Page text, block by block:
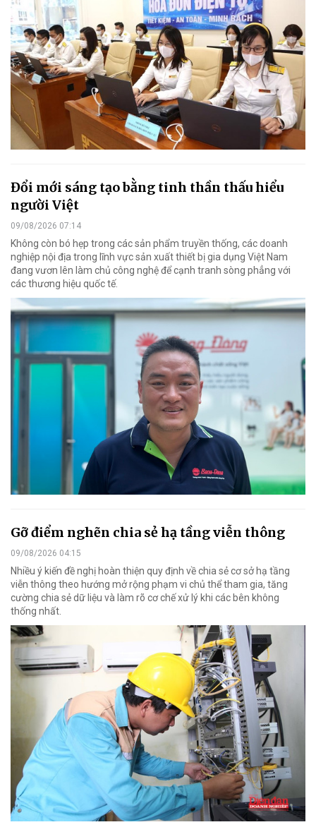
Đổi mới sáng tạo bằng tinh thần thấu hiểu
người Việt
09/08/2026 07:14
Không còn bó hẹp trong các sản phẩm truyền thống, các doanh
nghiệp nội địa trong lĩnh vực sản xuất thiết bị gia dụng Việt Nam
đang vươn lên làm chủ công nghệ để cạnh tranh sòng phẳng với
các thương hiệu quốc tế.
Gỡ điểm nghẽn chia sẻ hạ tầng viễn thông
09/08/2026 04:15
Nhiều ý kiến đề nghị hoàn thiện quy định về chia sẻ cơ sở hạ tầng
viễn thông theo hướng mở rộng phạm vi chủ thể tham gia, tăng
cường chia sẻ dữ liệu và làm rõ cơ chế xử lý khi các bên không
thống nhất.